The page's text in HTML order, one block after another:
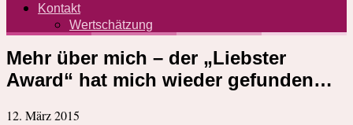
Kontakt
Wertschätzung
Mehr über mich – der „Liebster
Award“ hat mich wieder gefunden…
12. März 2015